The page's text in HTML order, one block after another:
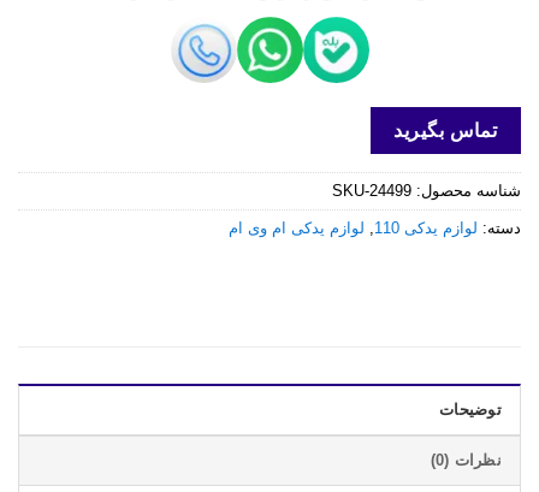
تماس بگیرید
شناسه محصول: SKU-24499
دسته: لوازم یدکی 110 , لوازم یدکی ام وی ام
توضیحات
نظرات (0)